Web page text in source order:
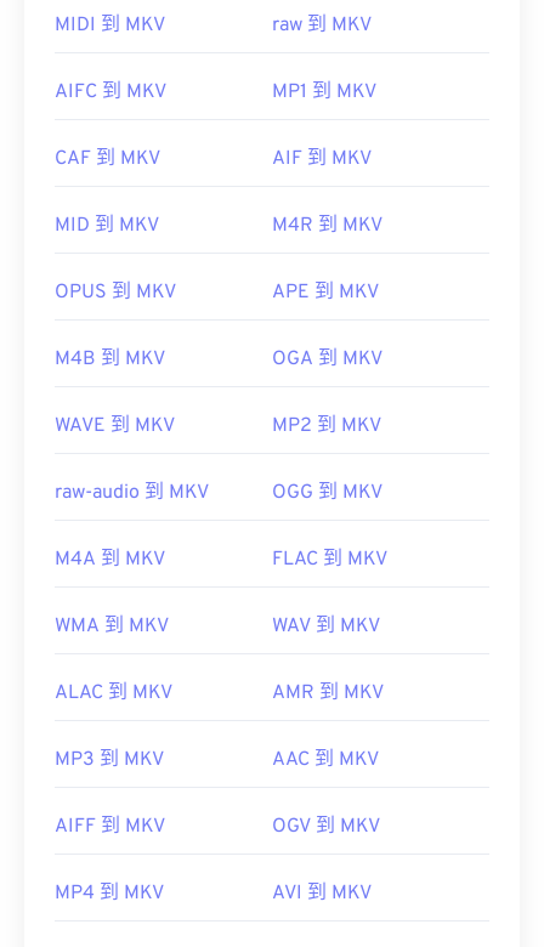
這款媒體播放器相容於所有作業系統和平台。這一點
體播放器可能不支援它。
Ninite
Combined Community
開發者： Matroska
實用連結：
MIDI 到 MKV raw 到 MKV
AIFC 到 MKV MP1 到 MKV
CAF 到 MKV AIF 到 MKV
MID 到 MKV M4R 到 MKV
OPUS 到 MKV APE 到 MKV
M4B 到 MKV OGA 到 MKV
WAVE 到 MKV MP2 到 MKV
raw-audio 到 MKV OGG 到 MKV
M4A 到 MKV FLAC 到 MKV
WMA 到 MKV WAV 到 MKV
ALAC 到 MKV AMR 到 MKV
MP3 到 MKV AAC 到 MKV
AIFF 到 MKV OGV 到 MKV
MP4 到 MKV AVI 到 MKV